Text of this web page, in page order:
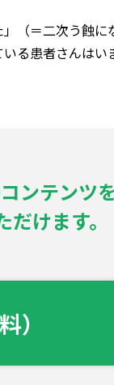
（＝二次う蝕
る患者さんはい
ンテンツ
けます。
）